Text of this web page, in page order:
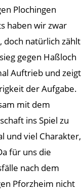
Plochingen
haben wir zwar
doch natürlich zählt
gegen Haßloch
Auftrieb und zeigt
der Aufgabe.
mit dem
ins Spiel zu
und viel Charakter,
für uns die
nach dem
Pforzheim nicht